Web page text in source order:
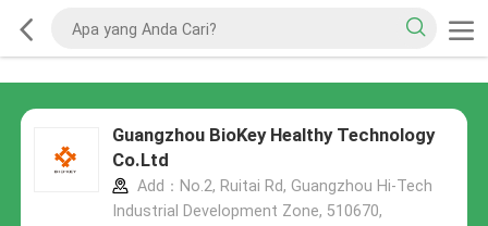
Guangzhou BioKey Healthy Technology
Co.Ltd
Add：No.2, Ruitai Rd, Guangzhou Hi-Tech
Industrial Development Zone, 510670,